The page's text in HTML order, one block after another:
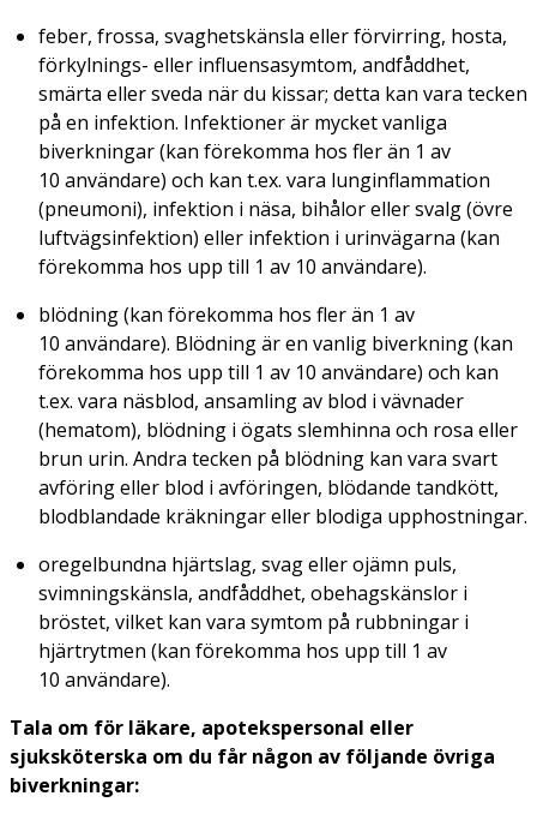
feber, frossa, svaghetskänsla eller förvirring, hosta,
förkylnings- eller influensasymtom, andfåddhet,
smärta eller sveda när du kissar; detta kan vara tecken
på en infektion. Infektioner är mycket vanliga
biverkningar (kan förekomma hos fler än 1 av
10 användare) och kan t.ex. vara lunginflammation
(pneumoni), infektion i näsa, bihålor eller svalg (övre
luftvägsinfektion) eller infektion i urinvägarna (kan
förekomma hos upp till 1 av 10 användare).
blödning (kan förekomma hos fler än 1 av
10 användare). Blödning är en vanlig biverkning (kan
förekomma hos upp till 1 av 10 användare) och kan
t.ex. vara näsblod, ansamling av blod i vävnader
(hematom), blödning i ögats slemhinna och rosa eller
brun urin. Andra tecken på blödning kan vara svart
avföring eller blod i avföringen, blödande tandkött,
blodblandade kräkningar eller blodiga upphostningar.
oregelbundna hjärtslag, svag eller ojämn puls,
svimningskänsla, andfåddhet, obehagskänslor i
bröstet, vilket kan vara symtom på rubbningar i
hjärtrytmen (kan förekomma hos upp till 1 av
10 användare).
Tala om för läkare, apotekspersonal eller
sjuksköterska om du får någon av följande övriga
biverkningar: